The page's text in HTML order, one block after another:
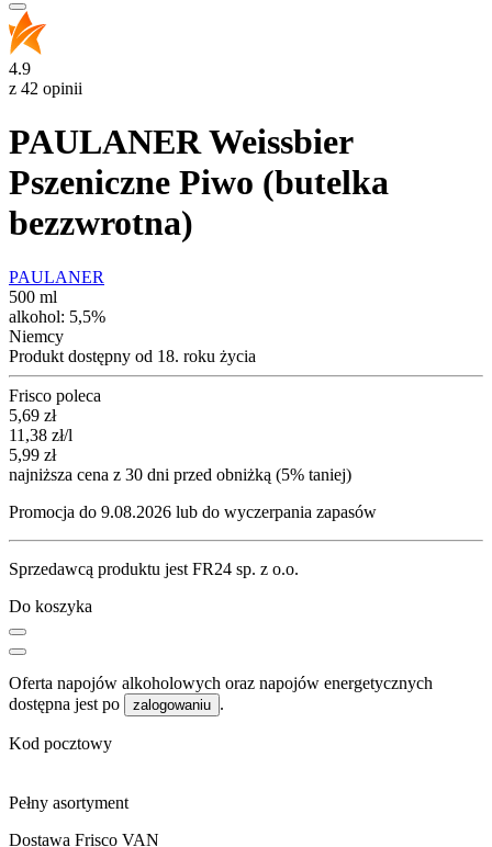
4.9
z 42 opinii
PAULANER Weissbier
Pszeniczne Piwo (butelka
bezzwrotna)
PAULANER
500 ml
alkohol: 5,5%
Niemcy
Produkt dostępny od 18. roku życia
Frisco poleca
Cena promocyjna
5,69 zł
11,38 zł/l
5,99 zł
najniższa cena z 30 dni przed obniżką (5% taniej)
Promocja do 9.08.2026 lub do wyczerpania zapasów
Sprzedawcą produktu jest FR24 sp. z o.o.
Do koszyka
Oferta napojów alkoholowych oraz napojów energetycznych
dostępna jest po
zalogowaniu .
Kod pocztowy
Pełny asortyment
Dostawa Frisco VAN